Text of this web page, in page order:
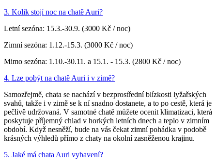
3. Kolik stojí noc na chatě Auri?
Letní sezóna: 15.3.-30.9. (3000 Kč / noc)
Zimní sezóna: 1.12.-15.3. (3000 Kč / noc)
Mimo sezóna: 1.10.-30.11. a 15.1. - 15.3. (2800 Kč / noc)
4. Lze pobýt na chatě Auri i v zimě?
Samozřejmě, chata se nachází v bezprostřední blízkosti lyžařských
svahů, takže i v zimě se k ní snadno dostanete, a to po cestě, která je
pečlivě udržovaná. V samotné chatě můžete ocenit klimatizaci, která
poskytuje příjemný chlad v horkých letních dnech a teplo v zimním
období. Když nesněží, bude na vás čekat zimní pohádka v podobě
krásných výhledů přímo z chaty na okolní zasněženou krajinu.
5. Jaké má chata Auri vybavení?